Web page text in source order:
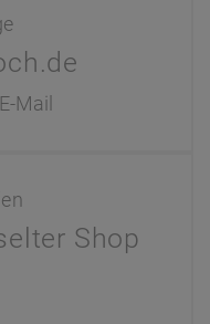
Mail
Shop